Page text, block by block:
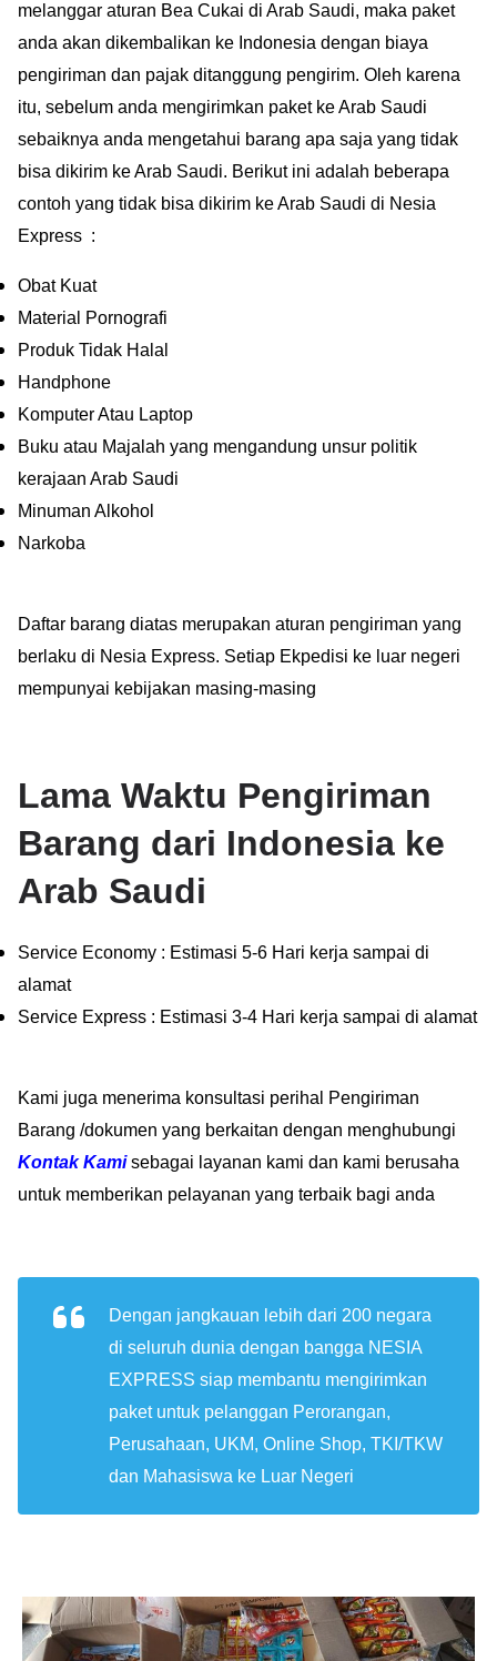
melanggar aturan Bea Cukai di Arab Saudi, maka paket
anda akan dikembalikan ke Indonesia dengan biaya
pengiriman dan pajak ditanggung pengirim. Oleh karena
itu, sebelum anda mengirimkan paket ke Arab Saudi
sebaiknya anda mengetahui barang apa saja yang tidak
bisa dikirim ke Arab Saudi. Berikut ini adalah beberapa
contoh yang tidak bisa dikirim ke Arab Saudi di Nesia
Express :
Obat Kuat
Material Pornografi
Produk Tidak Halal
Handphone
Komputer Atau Laptop
Buku atau Majalah yang mengandung unsur politik
kerajaan Arab Saudi
Minuman Alkohol
Narkoba
Daftar barang diatas merupakan aturan pengiriman yang
berlaku di Nesia Express. Setiap Ekpedisi ke luar negeri
mempunyai kebijakan masing-masing
Lama Waktu Pengiriman
Barang dari Indonesia ke
Arab Saudi
Service Economy : Estimasi 5-6 Hari kerja sampai di
alamat
Service Express : Estimasi 3-4 Hari kerja sampai di alamat
Kami juga menerima konsultasi perihal Pengiriman
Barang /dokumen yang berkaitan dengan menghubungi
Kontak Kami sebagai layanan kami dan kami berusaha
untuk memberikan pelayanan yang terbaik bagi anda
Dengan jangkauan lebih dari 200 negara
di seluruh dunia dengan bangga NESIA
EXPRESS siap membantu mengirimkan
paket untuk pelanggan Perorangan,
Perusahaan, UKM, Online Shop, TKI/TKW
dan Mahasiswa ke Luar Negeri